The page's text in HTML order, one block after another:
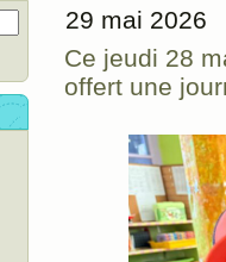
29 mai 2026
Ce jeudi 28
offert une